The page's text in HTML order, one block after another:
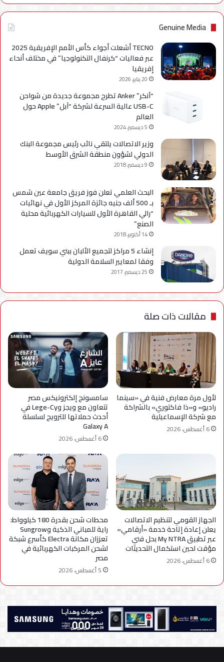
Genuine Media
TECNO أشعلت أجواء كأس الأمم الإفريقية 2025
عبر فعاليات “كرنفال التكنولوجيا” في مختلف أنحاء
إفريقيا
20 يناير، 2026
“آنكر” Anker تطرح مجموعة جديدة من شواحن
USB-C عالية السرعة لشركة “آبل” Apple حول
العالم
5 ديسمبر، 2024
وزير الاتصالات يلتقي نائب رئيس مجموعة البنك
الدولي لشؤون منطقة الشرق الأوسط
9 ديسمبر، 2018
البحث العلمي تعلن فوز فريق جامعة عين شمس
بـ 500 ألف جنيه جائزة المركز الأول في نهائيات
“رالي القاهرة الأول للسيارات الكهربائية محلية
الصنع”
14 أكتوبر، 2018
إنشاء 5 مراكز لتجميع الألبان ببني سويف تعمل
وفقا لمعايير السلامة الدولية
25 ديسمبر، 2017
مقالات ذات صلة
لأول مرة معارض فنية في «سينما
راديو» و«ذا فاكتوري» بالشراكة
مع شركة الإسماعيلية
6 أغسطس، 2026
سامسونج إلكترونيكس مصر
تتعاون مع ويجز وLege-Cy في
أحدث حملاتها للترويج لسلسلة
Galaxy A
6 أغسطس، 2026
الجهاز القومي لتنظيم الاتصالات
يعلن إعادة إتاحة خدمة «أرقامي»
عبر تطبيق My NTRA بحل فني
مؤقت لحين استكمال التحديثات
6 أغسطس، 2026
محطات شحن بقدرة 180 كيلوواط:
راية للمباني الذكية وSungrow
تعززان مكانة Electra كأسرع شبكة
لشحن المركبات الكهربائية في
مصر
5 أغسطس، 2026